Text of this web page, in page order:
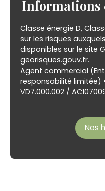
Informations
Classe énergie D,
sur les risques
disponibles sur le site
georisques.gouv.fr.
Agent commercial
responsabilité limitée) •
VD7.000.002 /
Nos